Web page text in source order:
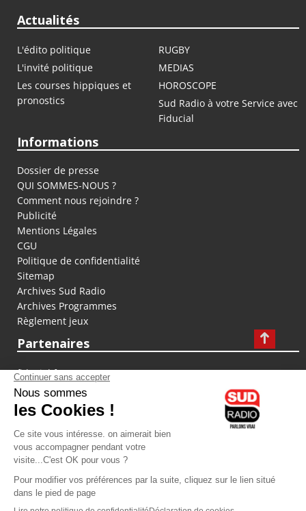
Actualités
L'édito politique
RUGBY
L'invité politique
MEDIAS
Les courses hippiques et
pronostics
HOROSCOPE
Sud Radio à votre Service avec
Fiducial
Informations
Dossier de presse
QUI SOMMES-NOUS ?
Comment nous rejoindre ?
Publicité
Mentions Légales
CGU
Politique de confidentialité
Sitemap
Archives Sud Radio
Archives Programmes
Règlement jeux
Partenaires
fiducial.fr
lyoncapitale.fr
olympique-et-lyonnais.com
L'application Iphone / Android
Téléchargez l'application
Les cookies